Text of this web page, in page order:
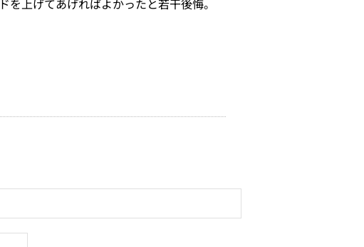
上げてあげればよかったと若干後悔。